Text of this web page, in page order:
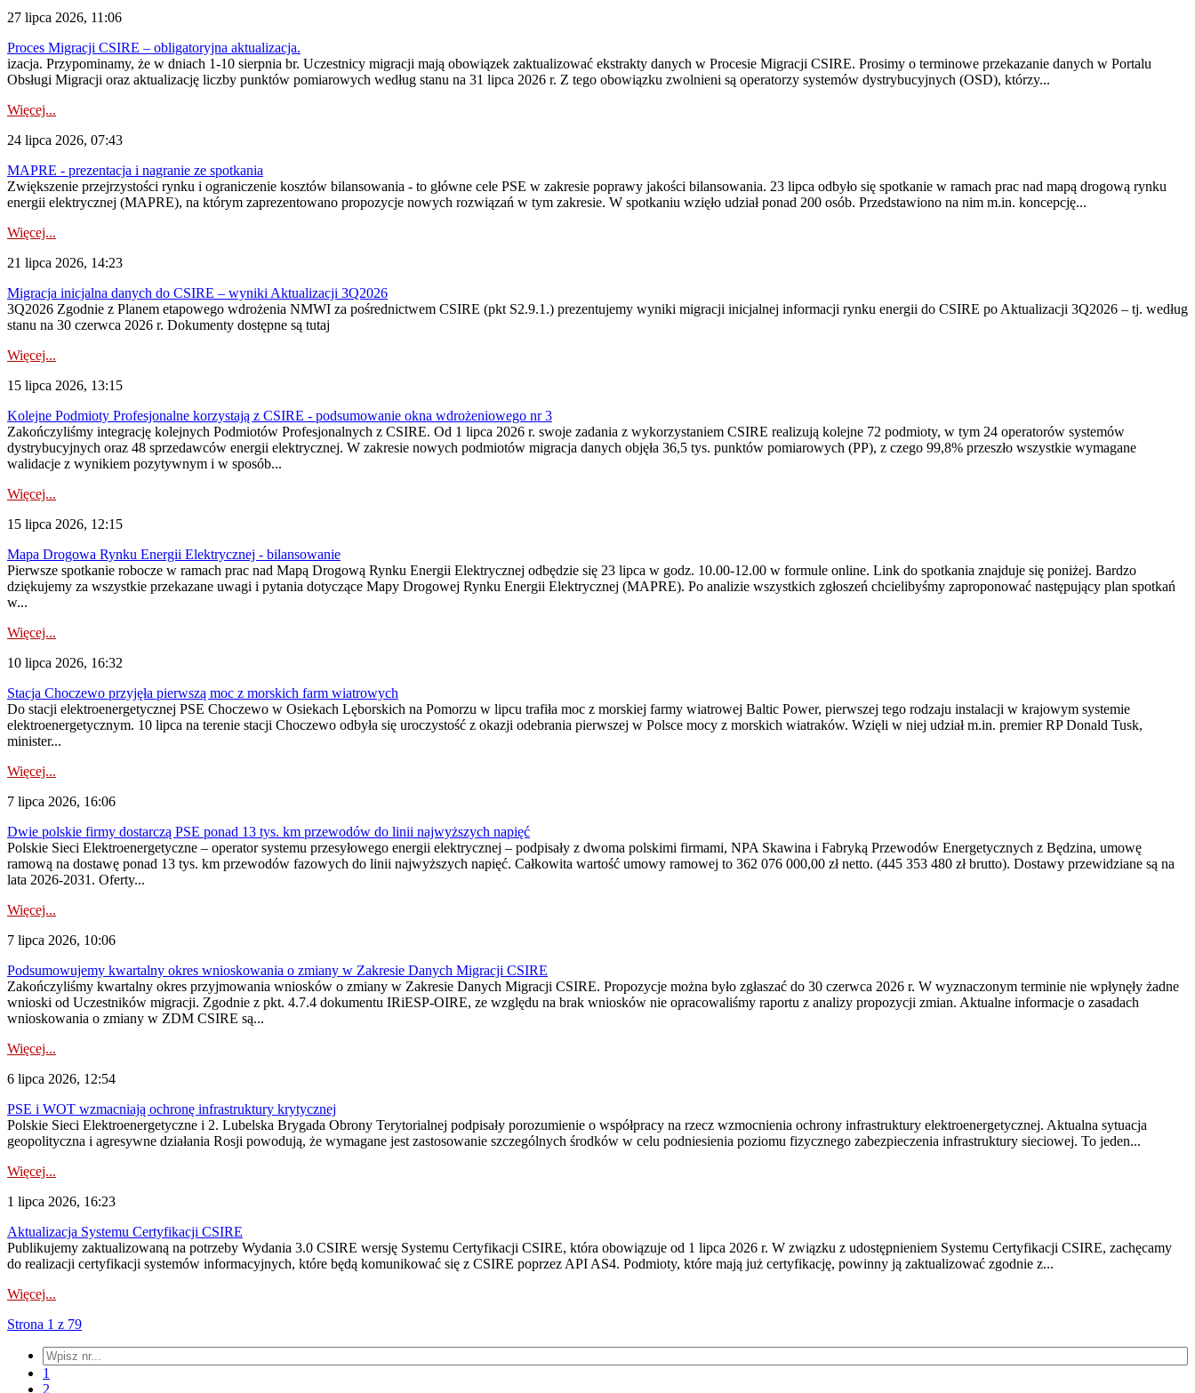
27 lipca 2026, 11:06
Proces Migracji CSIRE – obligatoryjna aktualizacja.
izacja. Przypominamy, że w dniach 1-10 sierpnia br. Uczestnicy migracji mają obowiązek zaktualizować ekstrakty danych w Procesie Migracji CSIRE. Prosimy o terminowe przekazanie danych w Portalu
Obsługi Migracji oraz aktualizację liczby punktów pomiarowych według stanu na 31 lipca 2026 r. Z tego obowiązku zwolnieni są operatorzy systemów dystrybucyjnych (OSD), którzy...
Więcej...
24 lipca 2026, 07:43
MAPRE - prezentacja i nagranie ze spotkania
Zwiększenie przejrzystości rynku i ograniczenie kosztów bilansowania - to główne cele PSE w zakresie poprawy jakości bilansowania. 23 lipca odbyło się spotkanie w ramach prac nad mapą drogową rynku
energii elektrycznej (MAPRE), na którym zaprezentowano propozycje nowych rozwiązań w tym zakresie. W spotkaniu wzięło udział ponad 200 osób. Przedstawiono na nim m.in. koncepcję...
Więcej...
21 lipca 2026, 14:23
Migracja inicjalna danych do CSIRE – wyniki Aktualizacji 3Q2026
3Q2026 Zgodnie z Planem etapowego wdrożenia NMWI za pośrednictwem CSIRE (pkt S2.9.1.) prezentujemy wyniki migracji inicjalnej informacji rynku energii do CSIRE po Aktualizacji 3Q2026 – tj. według
stanu na 30 czerwca 2026 r. Dokumenty dostępne są tutaj
Więcej...
15 lipca 2026, 13:15
Kolejne Podmioty Profesjonalne korzystają z CSIRE - podsumowanie okna wdrożeniowego nr 3
Zakończyliśmy integrację kolejnych Podmiotów Profesjonalnych z CSIRE. Od 1 lipca 2026 r. swoje zadania z wykorzystaniem CSIRE realizują kolejne 72 podmioty, w tym 24 operatorów systemów
dystrybucyjnych oraz 48 sprzedawców energii elektrycznej. W zakresie nowych podmiotów migracja danych objęła 36,5 tys. punktów pomiarowych (PP), z czego 99,8% przeszło wszystkie wymagane
walidacje z wynikiem pozytywnym i w sposób...
Więcej...
15 lipca 2026, 12:15
Mapa Drogowa Rynku Energii Elektrycznej - bilansowanie
Pierwsze spotkanie robocze w ramach prac nad Mapą Drogową Rynku Energii Elektrycznej odbędzie się 23 lipca w godz. 10.00-12.00 w formule online. Link do spotkania znajduje się poniżej. Bardzo
dziękujemy za wszystkie przekazane uwagi i pytania dotyczące Mapy Drogowej Rynku Energii Elektrycznej (MAPRE). Po analizie wszystkich zgłoszeń chcielibyśmy zaproponować następujący plan spotkań
w...
Więcej...
10 lipca 2026, 16:32
Stacja Choczewo przyjęła pierwszą moc z morskich farm wiatrowych
Do stacji elektroenergetycznej PSE Choczewo w Osiekach Lęborskich na Pomorzu w lipcu trafiła moc z morskiej farmy wiatrowej Baltic Power, pierwszej tego rodzaju instalacji w krajowym systemie
elektroenergetycznym. 10 lipca na terenie stacji Choczewo odbyła się uroczystość z okazji odebrania pierwszej w Polsce mocy z morskich wiatraków. Wzięli w niej udział m.in. premier RP Donald Tusk,
minister...
Więcej...
7 lipca 2026, 16:06
Dwie polskie firmy dostarczą PSE ponad 13 tys. km przewodów do linii najwyższych napięć
Polskie Sieci Elektroenergetyczne – operator systemu przesyłowego energii elektrycznej – podpisały z dwoma polskimi firmami, NPA Skawina i Fabryką Przewodów Energetycznych z Będzina, umowę
ramową na dostawę ponad 13 tys. km przewodów fazowych do linii najwyższych napięć. Całkowita wartość umowy ramowej to 362 076 000,00 zł netto. (445 353 480 zł brutto). Dostawy przewidziane są na
lata 2026-2031. Oferty...
Więcej...
7 lipca 2026, 10:06
Podsumowujemy kwartalny okres wnioskowania o zmiany w Zakresie Danych Migracji CSIRE
Zakończyliśmy kwartalny okres przyjmowania wniosków o zmiany w Zakresie Danych Migracji CSIRE. Propozycje można było zgłaszać do 30 czerwca 2026 r. W wyznaczonym terminie nie wpłynęły żadne
wnioski od Uczestników migracji. Zgodnie z pkt. 4.7.4 dokumentu IRiESP-OIRE, ze względu na brak wniosków nie opracowaliśmy raportu z analizy propozycji zmian. Aktualne informacje o zasadach
wnioskowania o zmiany w ZDM CSIRE są...
Więcej...
6 lipca 2026, 12:54
PSE i WOT wzmacniają ochronę infrastruktury krytycznej
Polskie Sieci Elektroenergetyczne i 2. Lubelska Brygada Obrony Terytorialnej podpisały porozumienie o współpracy na rzecz wzmocnienia ochrony infrastruktury elektroenergetycznej. Aktualna sytuacja
geopolityczna i agresywne działania Rosji powodują, że wymagane jest zastosowanie szczególnych środków w celu podniesienia poziomu fizycznego zabezpieczenia infrastruktury sieciowej. To jeden...
Więcej...
1 lipca 2026, 16:23
Aktualizacja Systemu Certyfikacji CSIRE
Publikujemy zaktualizowaną na potrzeby Wydania 3.0 CSIRE wersję Systemu Certyfikacji CSIRE, która obowiązuje od 1 lipca 2026 r. W związku z udostępnieniem Systemu Certyfikacji CSIRE, zachęcamy
do realizacji certyfikacji systemów informacyjnych, które będą komunikować się z CSIRE poprzez API AS4. Podmioty, które mają już certyfikację, powinny ją zaktualizować zgodnie z...
Więcej...
Strona 1 z 79
1
2